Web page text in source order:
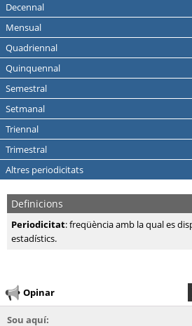
Decennal
Mensual
Quadriennal
Quinquennal
Semestral
Setmanal
Triennal
Trimestral
Altres periodicitats
Definicions
Periodicitat: freqüència amb la qual es
estadístics.
Opinar
Sou aquí: